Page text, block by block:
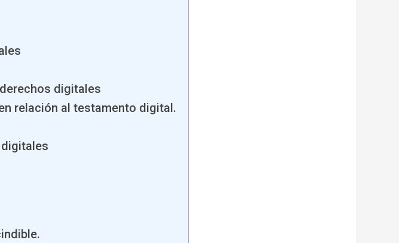
digitales
relación al testamento digital.